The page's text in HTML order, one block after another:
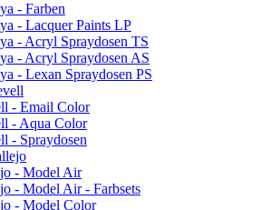
- Farben
- Lacquer Paints LP
- Acryl Spraydosen TS
- Acryl Spraydosen AS
- Lexan Spraydosen PS
- Email Color
- Aqua Color
- Spraydosen
- Model Air
- Model Air - Farbsets
- Model Color